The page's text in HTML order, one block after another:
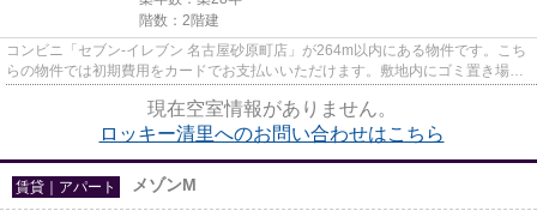
階数：2階建
コンビニ「セブン‐イレブン 名古屋砂原町店」が264m以内にある物件です。こち
らの物件では初期費用をカードでお支払いいただけます。敷地内にゴミ置き場を
現在空室情報がありません。
ロッキー清里へのお問い合わせはこちら
賃貸｜アパート メゾンM